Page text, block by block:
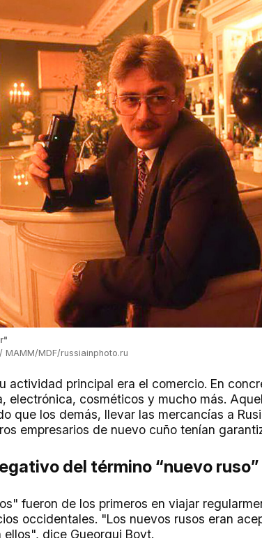
MDF/russiainphoto.ru
actividad principal era el comercio. En
electrónica, cosméticos y mucho más.
que los demás, llevar las mercancías a
empresarios de nuevo cuño tenían
del término “nuevo ruso”
fueron de los primeros en viajar
occidentales. "Los nuevos rusos eran
dice Gueorgui Bovt.